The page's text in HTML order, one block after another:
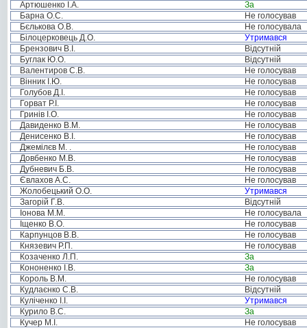
Артюшенко І.А.
За
Барна О.С.
Не голосував
Бєлькова О.В.
Не голосувала
Білоцерковець Д.О.
Утримався
Брензович В.І.
Відсутній
Буглак Ю.О.
Відсутній
Валентиров С.В.
Не голосував
Вінник І.Ю.
Не голосував
Голубов Д.І.
Не голосував
Горват Р.І.
Не голосував
Гринів І.О.
Не голосував
Давиденко В.М.
Не голосував
Денисенко В.І.
Не голосував
Джемілєв М. .
Не голосував
Довбенко М.В.
Не голосував
Дубневич Б.В.
Не голосував
Євлахов А.С.
Не голосував
Жолобецький О.О.
Утримався
Загорій Г.В.
Відсутній
Іонова М.М.
Не голосувала
Іщенко В.О.
Не голосував
Карпунцов В.В.
Не голосував
Князевич Р.П.
Не голосував
Козаченко Л.П.
За
Кононенко І.В.
За
Король В.М.
Не голосував
Кудлаєнко С.В.
Відсутній
Куліченко І.І.
Утримався
Курило В.С.
За
Кучер М.І.
Не голосував